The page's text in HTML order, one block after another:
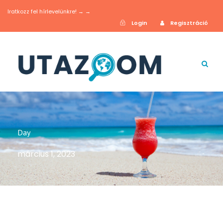
Iratkozz fel hírlevelünkre! → →
Login
Regisztráció
Day
március 1, 2023